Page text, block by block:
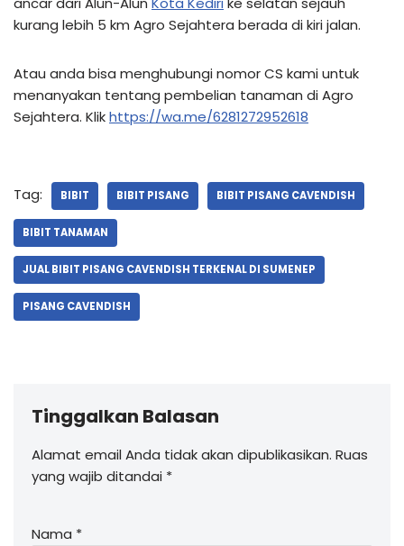
kurang lebih 5 km Agro Sejahtera berada di kiri jalan.
Atau anda bisa menghubungi nomor CS kami untuk
menanyakan tentang pembelian tanaman di Agro
Sejahtera. Klikhttps://wa.me/6281272952618
Tag: BIBIT BIBIT PISANG BIBIT PISANG CAVENDISH
BIBIT TANAMAN
JUAL BIBIT PISANG CAVENDISH TERKENAL DI SUMENEP
PISANG CAVENDISH
Tinggalkan Balasan
Alamat email Anda tidak akan dipublikasikan. Ruas
yang wajib ditandai *
Nama *